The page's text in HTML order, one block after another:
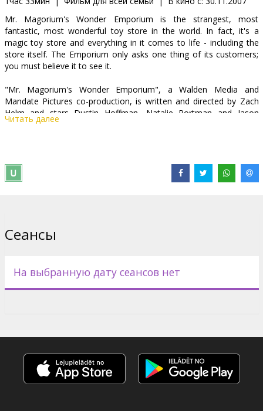
Mr. Magorium's Wonder Emporium is the strangest, most
fantastic, most wonderful toy store in the world. In fact, it's a
magic toy store and everything in it comes to life - including the
store itself. The Emporium only asks one thing of its customers;
you must believe it to see it.
"Mr. Magorium's Wonder Emporium", a Walden Media and
Mandate Pictures co-production, is written and directed by Zach
Helm and stars Dustin Hoffman, Natalie Portman and Jason
Bateman.
Movie in English with subtitles in Latvian and Russian.
Читать далее
Сеансы
На выбранную дату сеансов нет